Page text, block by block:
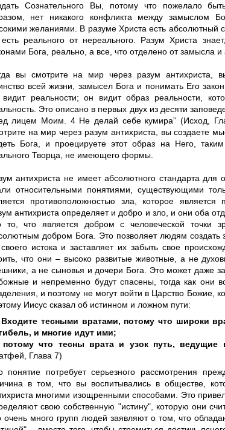
Сознательного Вы, потому что пожелало
нет никакого конфликта между замыслом
желаниями. В разуме Христа есть абсолютный
реального от нереального. Разум Христа
Бога, реально, а все, что отделено от замысла и
вы смотрите на мир через разум антихриста,
всей жизни, замысел Бога и понимать Его
видит реальности; он видит образ реальности,
Это описано в первых двух из десяти
лицем Моим. 4 Не делай себе кумира” (Исход,
на мир через разум антихриста, вы создаете
Бога, и проецируете этот образ на Него,
Творца, не имеющего формы.
антихриста не имеет абсолютного стандарта
относительными понятиями, существующими
противоположностью зла, которое является
антихриста определяет и добро и зло, и они оба
то, что является добром с человеческой точки
добром Бога. Это позволяет людям создать
истока и заставляет их забыть свое
что они – высоко развитые животные, а не
а не сыновья и дочери Бога. Это может даже
и непременно будут спасены, тогда как они
и поэтому не могут войти в Царство Божие,
Иисус сказал об истинном и ложном пути:
Входите тесными вратами, потому что широки
и многие идут ими;
потому что тесны врата и узок путь, ведущие
Глава 7)
понятие потребует серьезного рассмотрения
в том, что вы воспитывались в обществе,
многими изощренными способами. Это
свою собственную "истину", которую они
очень много групп людей заявляют о том, что